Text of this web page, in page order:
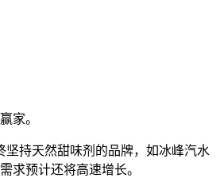
家。
持天然甜味剂的品牌，如冰峰汽水
求预计还将高速增长。